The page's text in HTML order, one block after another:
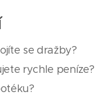
se dražby?
rychle peníze?